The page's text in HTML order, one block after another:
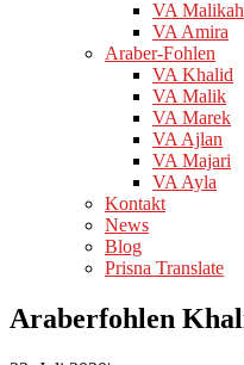
VA Malikah
VA Amira
Araber-Fohlen
VA Khalid
VA Malik
VA Marek
VA Ajlan
VA Majari
VA Ayla
Kontakt
News
Blog
Prisna Translate
Araberfohlen